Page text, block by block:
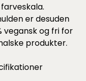
er desuden
vegansk og fri for
produkter.